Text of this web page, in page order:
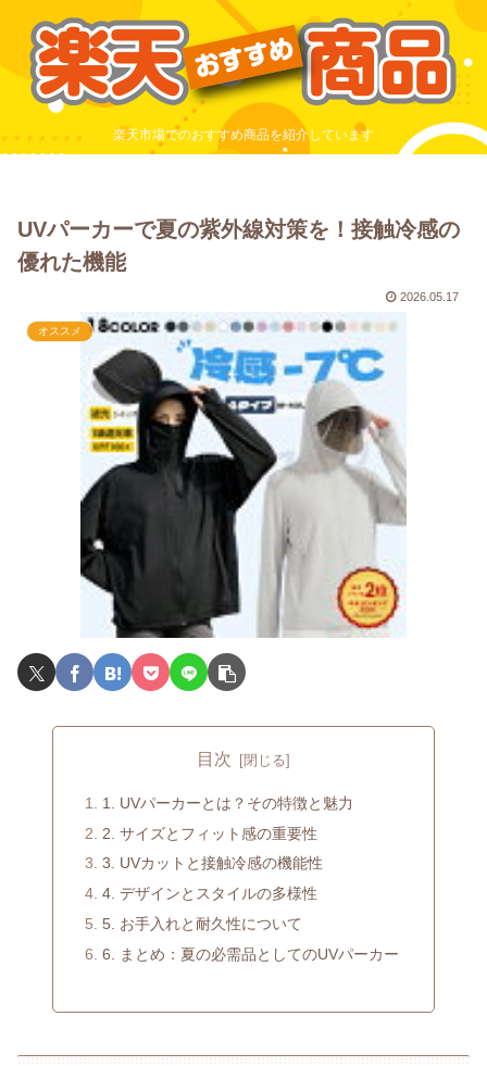
楽天市場でのおすすめ商品を紹介しています
UVパーカーで夏の紫外線対策を！接触冷感の
優れた機能
2026.05.17
オススメ
目次
1. UVパーカーとは？その特徴と魅力
2. サイズとフィット感の重要性
3. UVカットと接触冷感の機能性
4. デザインとスタイルの多様性
5. お手入れと耐久性について
6. まとめ：夏の必需品としてのUVパーカー